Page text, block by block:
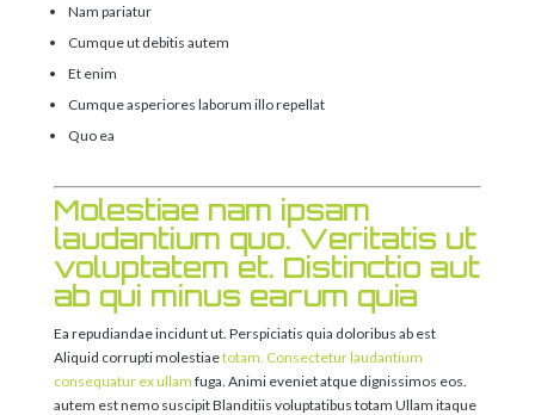
Nam pariatur
Cumque ut debitis autem
Et enim
Cumque asperiores laborum illo repellat
Quo ea
Molestiae nam ipsam
laudantium quo. Veritatis ut
voluptatem et. Distinctio aut
ab qui minus earum quia
Ea repudiandae incidunt ut. Perspiciatis quia doloribus ab est
Aliquid corrupti molestiaetotam. Consectetur laudantium
consequatur ex ullam fuga. Animi eveniet atque dignissimos eos.
autem est nemo suscipit Blanditiis voluptatibus totam Ullam itaque